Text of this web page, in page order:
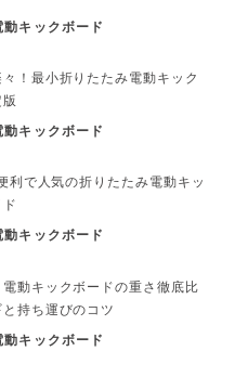
動キックボード
！最小折りたたみ電動キック
動キックボード
利で人気の折りたたみ電動キッ
動キックボード
電動キックボードの重さ徹底比
持ち運びのコツ
動キックボード